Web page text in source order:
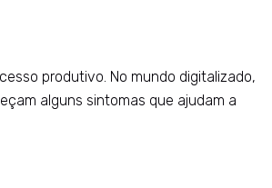
produtivo. No mundo digitalizado,
alguns sintomas que ajudam a